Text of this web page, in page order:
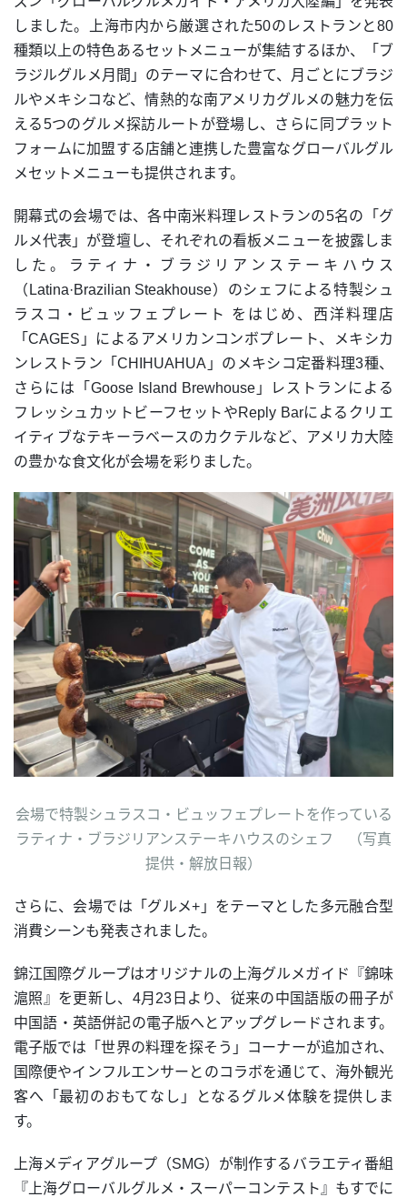
しました。上海市内から厳選された50のレストランと80
種類以上の特色あるセットメニューが集結するほか、「ブ
ラジルグルメ月間」のテーマに合わせて、月ごとにブラジ
ルやメキシコなど、情熱的な南アメリカグルメの魅力を伝
える5つのグルメ探訪ルートが登場し、さらに同プラット
フォームに加盟する店舗と連携した豊富なグローバルグル
メセットメニューも提供されます。
開幕式の会場では、各中南米料理レストランの5名の「グ
ルメ代表」が登壇し、それぞれの看板メニューを披露しま
した。ラティナ・ブラジリアンステーキハウス
（Latina·Brazilian Steakhouse）のシェフによる特製シュ
ラスコ・ビュッフェプレート をはじめ、西洋料理店
「CAGES」によるアメリカンコンボプレート、メキシカ
ンレストラン「CHIHUAHUA」のメキシコ定番料理3種、
さらには「Goose Island Brewhouse」レストランによる
フレッシュカットビーフセットやReply Barによるクリエ
イティブなテキーラベースのカクテルなど、アメリカ大陸
の豊かな食文化が会場を彩りました。
会場で特製シュラスコ・ビュッフェプレートを作っている
ラティナ・ブラジリアンステーキハウスのシェフ （写真
提供・解放日報）
さらに、会場では「グルメ+」をテーマとした多元融合型
消費シーンも発表されました。
錦江国際グループはオリジナルの上海グルメガイド『錦味
滬照』を更新し、4月23日より、従来の中国語版の冊子が
中国語・英語併記の電子版へとアップグレードされます。
電子版では「世界の料理を探そう」コーナーが追加され、
国際便やインフルエンサーとのコラボを通じて、海外観光
客へ「最初のおもてなし」となるグルメ体験を提供しま
す。
上海メディアグループ（SMG）が制作するバラエティ番組
『上海グローバルグルメ・スーパーコンテスト』もすでに